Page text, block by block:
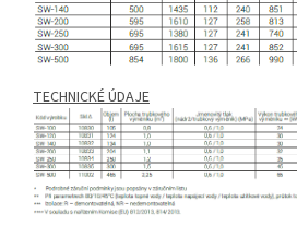
TECHNICKÉ ÚDAJE